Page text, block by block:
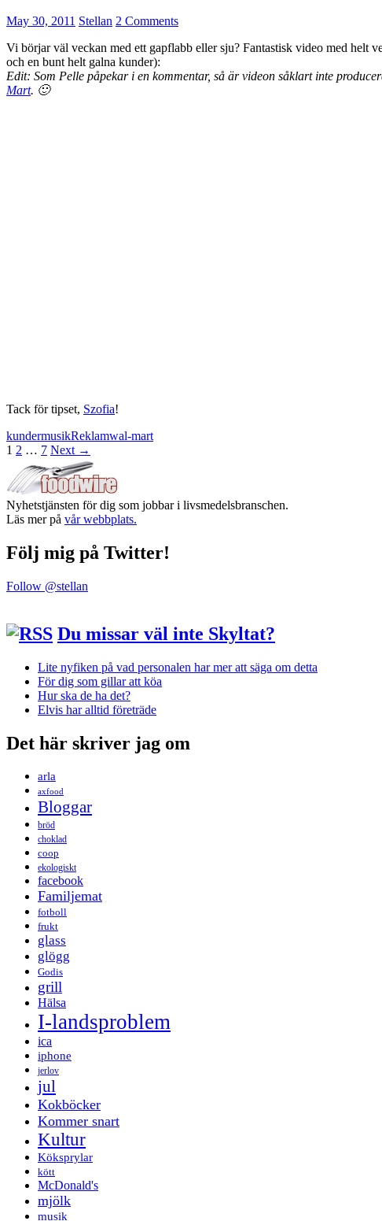
May 30, 2011 Stellan 2 Comments
Vi börjar väl veckan med ett gapflabb eller sju? Fantastisk video med helt
och en bunt helt galna kunder):
Edit: Som Pelle påpekar i en kommentar, så är videon såklart inte
Mart. 🙂
Tack för tipset, Szofia!
kundermusikReklamwal-mart
Posts
navigation
1 2 … 7 Next →
Nyhetstjänsten för dig som jobbar i livsmedelsbranschen.
Läs mer på vår webbplats.
Följ mig på Twitter!
Follow @stellan
Du missar väl inte Skyltat?
Lite nyfiken på vad personalen har mer att säga om detta
För dig som gillar att köa
Hur ska de ha det?
Elvis har alltid företräde
Det här skriver jag om
arla
axfood
Bloggar
bröd
choklad
coop
ekologiskt
facebook
Familjemat
fotboll
frukt
glass
glögg
Godis
grill
Hälsa
I-landsproblem
ica
iphone
jerlov
jul
Kokböcker
Kommer snart
Kultur
Köksprylar
kött
McDonald's
mjölk
musik